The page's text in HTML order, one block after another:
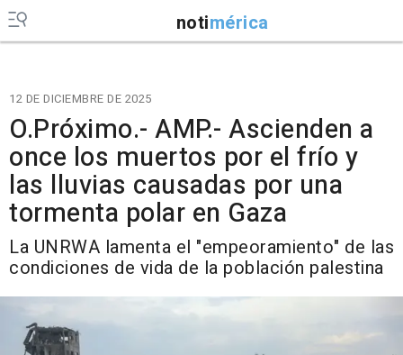
notimérica
12 DE DICIEMBRE DE 2025
O.Próximo.- AMP.- Ascienden a
once los muertos por el frío y
las lluvias causadas por una
tormenta polar en Gaza
La UNRWA lamenta el "empeoramiento" de las
condiciones de vida de la población palestina